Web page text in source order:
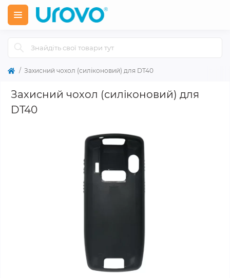
Захисний чохол (силіконовий) для DT40
Захисний чохол (силіконовий) для
DT40